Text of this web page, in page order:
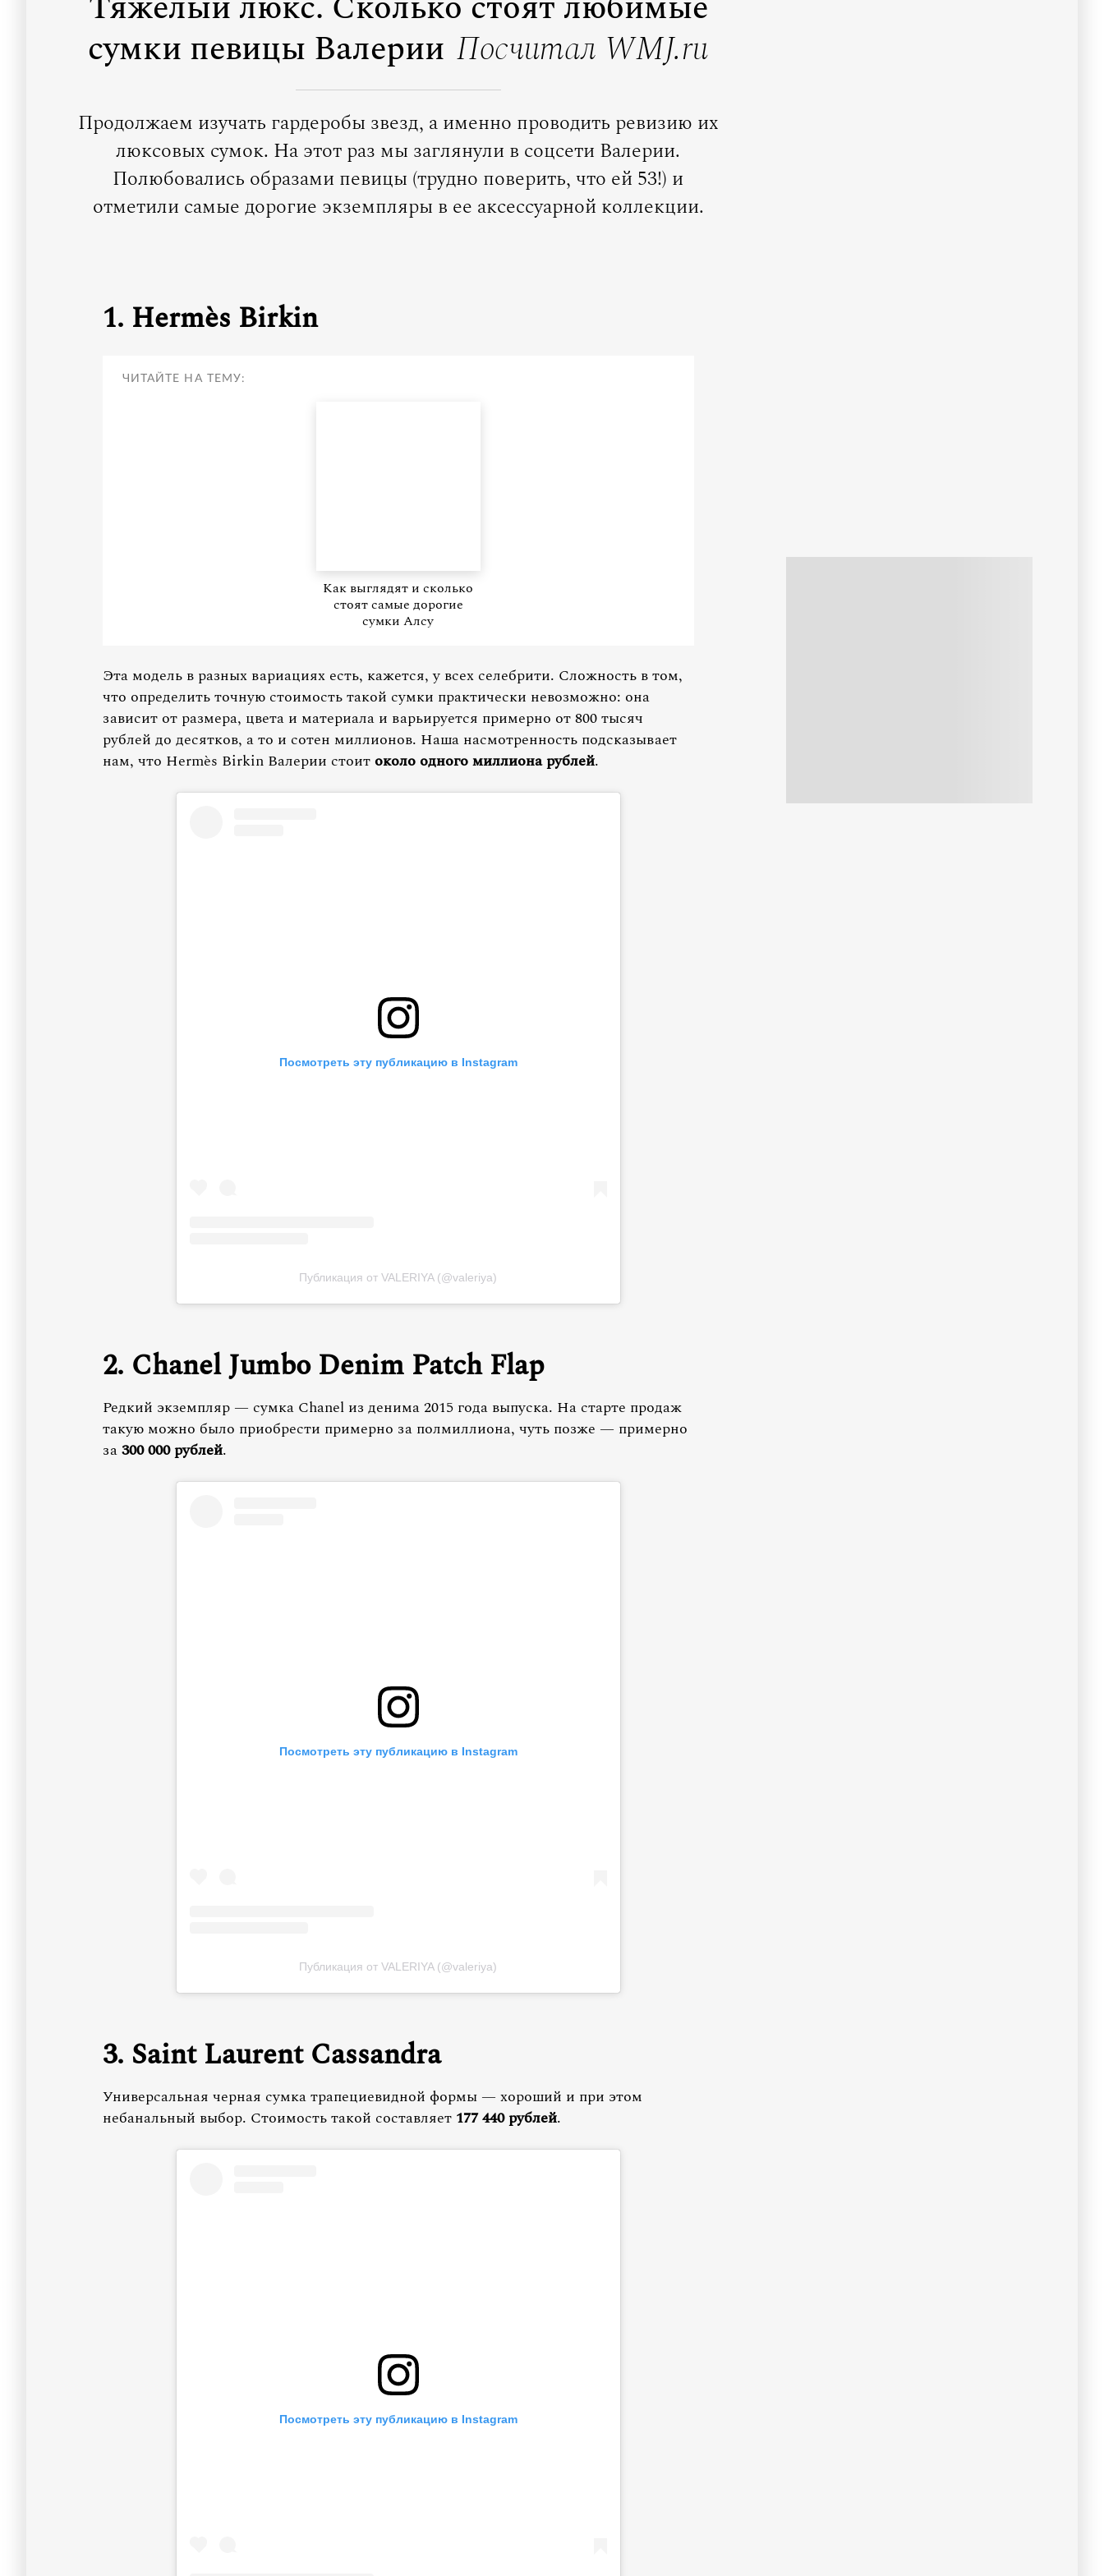
сумки певицы Валерии Посчитал WMJ.ru
Продолжаем изучать гардеробы звезд, а именно проводить ревизию их
люксовых сумок. На этот раз мы заглянули в соцсети Валерии.
Полюбовались образами певицы (трудно поверить, что ей 53!) и
отметили самые дорогие экземпляры в ее аксессуарной коллекции.
1. Hermès Birkin
ЧИТАЙТЕ НА ТЕМУ:
Как выглядят и сколько
стоят самые дорогие
сумки Алсу
Эта модель в разных вариациях есть, кажется, у всех селебрити. Сложность в том,
что определить точную стоимость такой сумки практически невозможно: она
зависит от размера, цвета и материала и варьируется примерно от 800 тысяч
рублей до десятков, а то и сотен миллионов. Наша насмотренность подсказывает
нам, что Hermès Birkin Валерии стоитоколо одного миллиона рублей.
Посмотреть эту публикацию в Instagram
Публикация от VALERIYA (@valeriya)
2. Chanel Jumbo Denim Patch Flap
Редкий экземпляр — сумка Chanel из денима 2015 года выпуска. На старте продаж
такую можно было приобрести примерно за полмиллиона, чуть позже — примерно
за300 000 рублей.
Посмотреть эту публикацию в Instagram
Публикация от VALERIYA (@valeriya)
3. Saint Laurent Cassandra
Универсальная черная сумка трапециевидной формы — хороший и при этом
небанальный выбор. Стоимость такой составляет 177 440 рублей.
Посмотреть эту публикацию в Instagram